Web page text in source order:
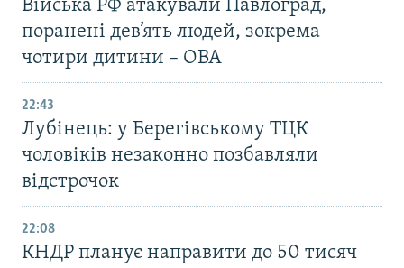
Війська РФ атакували Павлоград,
поранені дев’ять людей, зокрема
чотири дитини – ОВА
22:43
Лубінець: у Берегівському ТЦК
чоловіків незаконно позбавляли
відстрочок
22:08
КНДР планує направити до 50 тисяч